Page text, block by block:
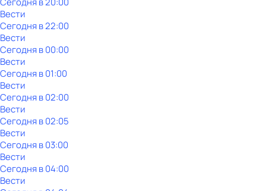
Вести
Сегодня в 22:00
Вести
Сегодня в 00:00
Вести
Сегодня в 01:00
Вести
Сегодня в 02:00
Вести
Сегодня в 02:05
Вести
Сегодня в 03:00
Вести
Сегодня в 04:00
Вести